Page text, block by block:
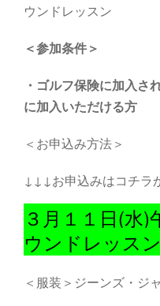
ウンドレッスン
＜参加条件＞
・ ゴルフ保険に加入さ
に加入いただける方
＜お申込み方法＞
↓↓↓お申込みはコチラ
３月１１日(水)
ウンドレッス
＜服装＞ジーンズ・ジ